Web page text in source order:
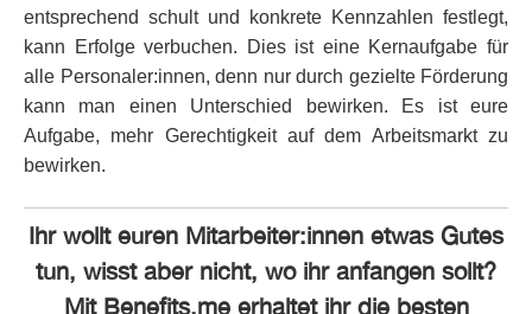
entsprechend schult und konkrete Kennzahlen festlegt,
kann Erfolge verbuchen. Dies ist eine Kernaufgabe für
alle Personaler:innen, denn nur durch gezielte Förderung
kann man einen Unterschied bewirken. Es ist eure
Aufgabe, mehr Gerechtigkeit auf dem Arbeitsmarkt zu
bewirken.
Ihr wollt euren Mitarbeiter:innen etwas Gutes
tun, wisst aber nicht, wo ihr anfangen sollt?
Mit Benefits.me erhaltet ihr die besten